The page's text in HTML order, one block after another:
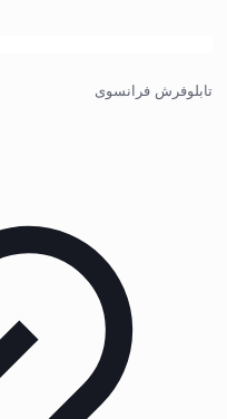
تابلوفرش فرانسوی